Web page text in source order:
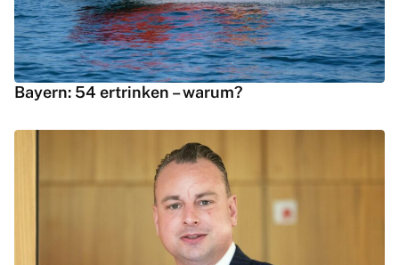
Bayern: 54 ertrinken – warum?